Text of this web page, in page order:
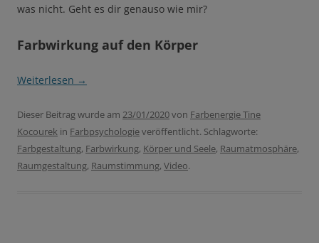
was nicht. Geht es dir genauso wie mir?
Farbwirkung auf den Körper
Weiterlesen →
Dieser Beitrag wurde am 23/01/2020von Farbenergie Tine
Kocourek in Farbpsychologieveröffentlicht. Schlagworte:
Farbgestaltung, Farbwirkung, Körper und Seele, Raumatmosphäre,
Raumgestaltung, Raumstimmung, Video.